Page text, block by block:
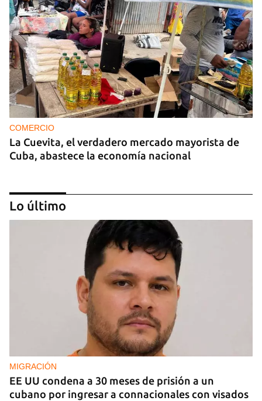
COMERCIO
La Cuevita, el verdadero mercado mayorista de
Cuba, abastece la economía nacional
EE UU duplica sus ventas de combustible al
sector privado cubano
Lo último
MIGRACIÓN
EE UU condena a 30 meses de prisión a un
cubano por ingresar a connacionales con visados